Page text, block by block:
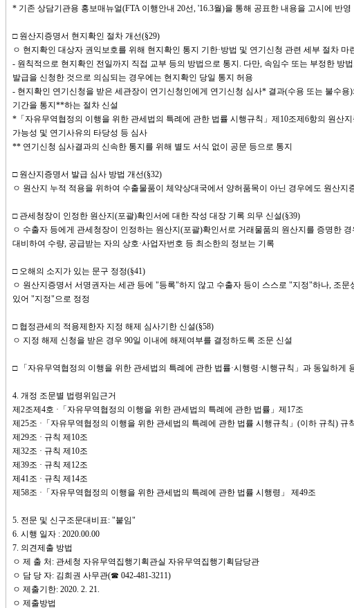
* 기존 상담기관용 홍보매뉴얼(FTA 이행안내 20선, '16.3월)을 통해 공표한 내용을 고시에 반영
□ 원산지증명서 현지확인 절차 개선(§29)
ㅇ 현지확인 대상자 권익보호를 위해 현지확인 통지 기한·방법 및 연기신청 관련 세부 절차 마
- 원칙적으로 현지확인 전일까지 직접 교부 등의 방법으로 통지. 다만, 속임수 또는 부정한 방
발급을 신청한 것으로 의심되는 경우에는 현지확인 당일 통지 허용
- 현지확인 연기신청을 받은 세관장이 연기신청인에게 연기신청 심사* 결과(수용 또는 불수용
기간을 통지**하는 절차 신설
*「자유무역협정의 이행을 위한 관세법의 특례에 관한 법률 시행규칙」제10조제6항의 원산
가능성 및 연기사유의 타당성 등 심사
** 연기신청 심사결과의 신속한 통지를 위해 별도 서식 없이 공문 등으로 통지
□ 원산지증명서 발급 심사 방법 개선(§32)
ㅇ 원산지 누적 적용을 위하여 수출물품이 체약상대국에서 양허품목이 아닌 경우에도 원산지
□ 관세청장이 인정한 원산지(포괄)확인서에 대한 작성 대장 기록 의무 신설(§39)
ㅇ 수출자 등에게 관세청장이 인정하는 원산지(포괄)확인서로 거래물품의 원산지를 증명한 경
대비하여 수량, 공급받는 자의 상호·사업자번호 등 최소한의 정보는 기록
□ 오해의 소지가 있는 문구 정정(§41)
ㅇ 원산지증명서 서명권자는 세관 등에 "등록"하지 않고 수출자 등이 스스로 "지정"하나, 조문
있어 "지정"으로 정정
□ 협정관세의 적용제한자 지정 해제 심사기한 신설(§58)
ㅇ 지정 해제 신청을 받은 경우 90일 이내에 해제여부를 결정하도록 조문 신설
□ 「자유무역협정의 이행을 위한 관세법의 특례에 관한 법률·시행령·시행규칙」과 동일하게
4. 개정 조문별 법령위임근거
제2조제4호 ·「자유무역협정의 이행을 위한 관세법의 특례에 관한 법률」제17조
제25조 ·「자유무역협정의 이행을 위한 관세법의 특례에 관한 법률 시행규칙」(이하 규칙) 규
제29조 · 규칙 제10조
제32조 · 규칙 제10조
제39조 · 규칙 제12조
제41조 · 규칙 제14조
제58조 ·「자유무역협정의 이행을 위한 관세법의 특례에 관한 법률 시행령」 제49조
5. 전문 및 신구조문대비표: "붙임"
6. 시행 일자 : 2020.00.00
7. 의견제출 방법
ㅇ 제 출 처: 관세청 자유무역집행기획관실 자유무역집행기획담당관
ㅇ 담 당 자: 김희권 사무관(☎ 042-481-3211)
ㅇ 제출기한: 2020. 2. 21.
ㅇ 제출방법